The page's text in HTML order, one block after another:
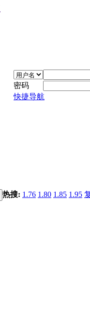
密码
快捷导航
热搜: 1.76 1.80 1.85 1.95